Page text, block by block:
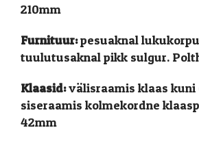
210mm
Furnituur:pesuaknal
tuulutusaknal pikk sulgur.
Klaasid:välisraamis klaas kuni
siseraamis kolmekordne
42mm